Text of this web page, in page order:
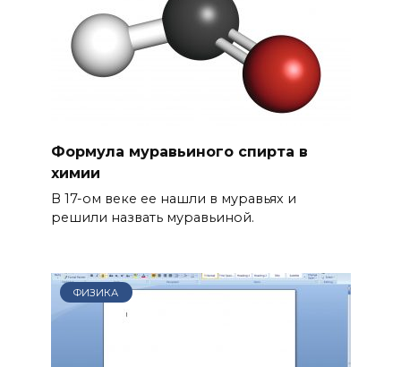
Формула муравьиного спирта в
химии
В 17-ом веке ее нашли в муравьях и
решили назвать муравьиной.
ФИЗИКА